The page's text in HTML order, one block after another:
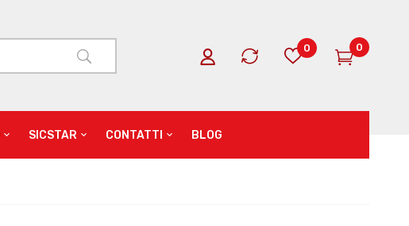
0 0
SICSTAR CONTATTI BLOG